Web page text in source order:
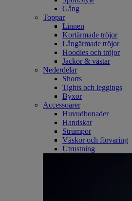
Gång
Toppar
Linnen
Kortärmade tröjor
Långärmade tröjor
Hoodies och tröjor
Jackor & västar
Nederdelar
Shorts
Tights och leggings
Byxor
Accessoarer
Huvudbonader
Handskar
Strumpor
Väskor och förvaring
Utrustning